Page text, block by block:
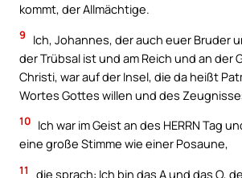
kommt, der Allmächtige.
9
Ich, Johannes, der auch euer Bruder
der Trübsal ist und am Reich und an der
Christi, war auf der Insel, die da heißt
Wortes Gottes willen und des
10 Ich war im Geist an des HERRN Tag
eine große Stimme wie einer Posaune,
11
die sprach: Ich bin das A und das O,